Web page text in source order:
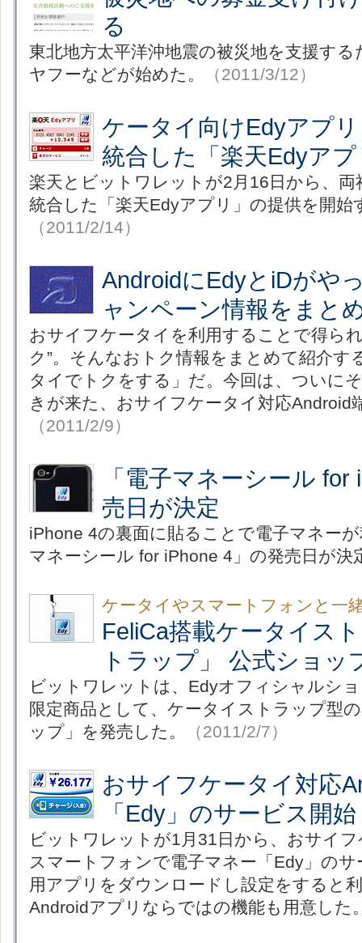
る
東北地方太平洋沖地震の被災地を支援す
ヤフーなどが始めた。
（2011/3/12）
ケータイ向けEdyアプ
統合した「楽天Edyア
楽天とビットワレットが2月16日から、
統合した「楽天Edyアプリ」の提供を開始
（2011/2/14）
AndroidにEdyとiDが
ャンペーン情報をまと
おサイフケータイを利用することで得ら
ク”。そんなおトク情報をまとめて紹介す
タイでトクをする」だ。今回は、ついに
きが来た、おサイフケータイ対応Android
（2011/2/9）
「電子マネーシール
売日が決定
iPhone 4の裏面に貼ることで電子マネー
マネーシール for iPhone 4」の発売日が決
ケータイやスマートフォンと一
FeliCa搭載ケータイス
トラップ」 公式ショッ
ビットワレットは、Edyオフィシャルシ
限定商品として、ケータイストラップ型
ップ」を発売した。
（2011/2/7）
おサイフケータイ対応
「Edy」のサービス開始
ビットワレットが1月31日から、おサイ
スマートフォンで電子マネー「Edy」の
用アプリをダウンロードし設定をすると
Androidアプリならではの機能も用意した